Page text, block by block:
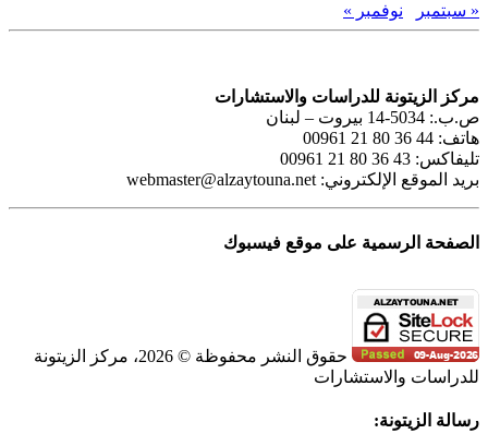
« سبتمبر
نوفمبر »
مركز الزيتونة للدراسات والاستشارات
ص.ب.: 5034-14 بيروت – لبنان
هاتف: 44 36 80 21 00961
تليفاكس: 43 36 80 21 00961
بريد الموقع الإلكتروني: webmaster@alzaytouna.net
الصفحة الرسمية على موقع فيسبوك
حقوق النشر محفوظة © 2026، مركز الزيتونة
للدراسات والاستشارات
Toggle
رسالة الزيتونة: